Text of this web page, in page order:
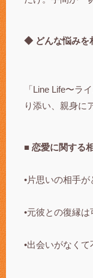
◆ どんな悩みを
「Line Life〜ラ
り添い、親身に
■ 恋愛に関する
•片思いの相手
•元彼との復縁は
•出会いがなくて